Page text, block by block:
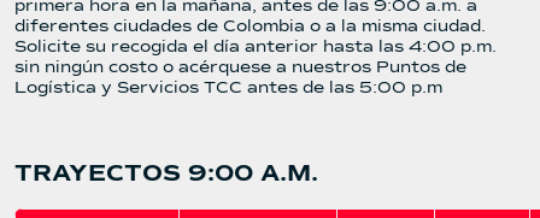
primera hora en la mañana, antes de las 9:00 a.m. a
diferentes ciudades de Colombia o a la misma ciudad.
Solicite su recogida el día anterior hasta las 4:00 p.m.
sin ningún costo o acérquese a nuestros Puntos de
Logística y Servicios TCC antes de las 5:00 p.m
TRAYECTOS 9:00 A.M.